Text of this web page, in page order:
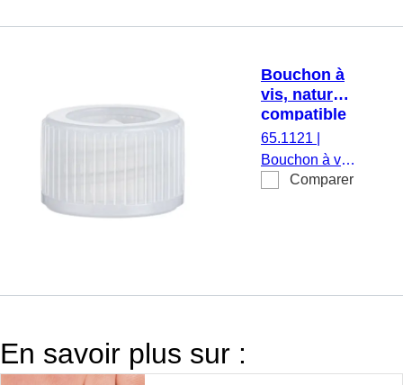
Bouchon à
vis, naturel,
compatible
avec tubes
Ø 11,5 mm
65.1121
Bouchon à vis,
naturel,Comparer
En savoir plus sur :